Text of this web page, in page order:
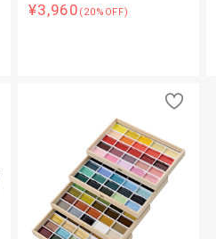
¥3,960 (20%OFF)